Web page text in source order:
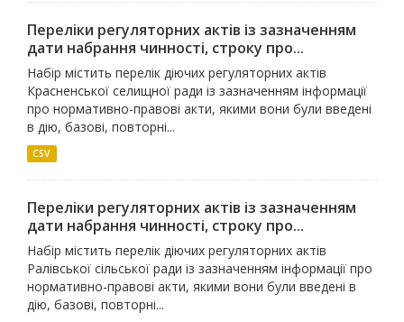
Переліки регуляторних актів із зазначенням
дати набрання чинності, строку про...
Набір містить перелік діючих регуляторних актів
Красненської селищної ради із зазначенням інформації
про нормативно-правові акти, якими вони були введені
в дію, базові, повторні...
CSV
Переліки регуляторних актів із зазначенням
дати набрання чинності, строку про...
Набір містить перелік діючих регуляторних актів
Ралівської сільської ради із зазначенням інформації про
нормативно-правові акти, якими вони були введені в
дію, базові, повторні...